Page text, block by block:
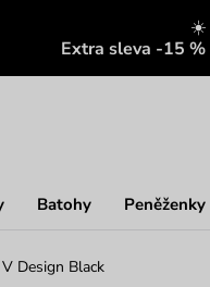
☀️
Extra sleva -15 %
Batohy Peněženky
Design Black